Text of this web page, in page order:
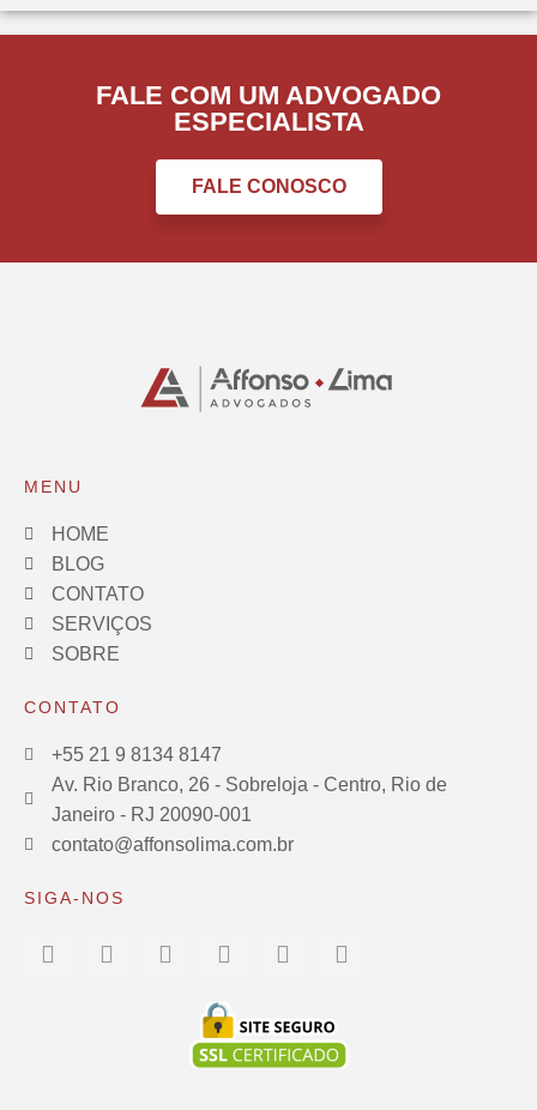
FALE COM UM ADVOGADO
ESPECIALISTA
FALE CONOSCO
MENU
HOME
BLOG
CONTATO
SERVIÇOS
SOBRE
CONTATO
+55 21 9 8134 8147
Av. Rio Branco, 26 - Sobreloja - Centro, Rio de
Janeiro - RJ 20090-001
contato@affonsolima.com.br
SIGA-NOS